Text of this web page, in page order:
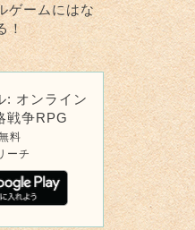
ゲームにはな
！
: オンライン
戦争RPG
料
ーチ